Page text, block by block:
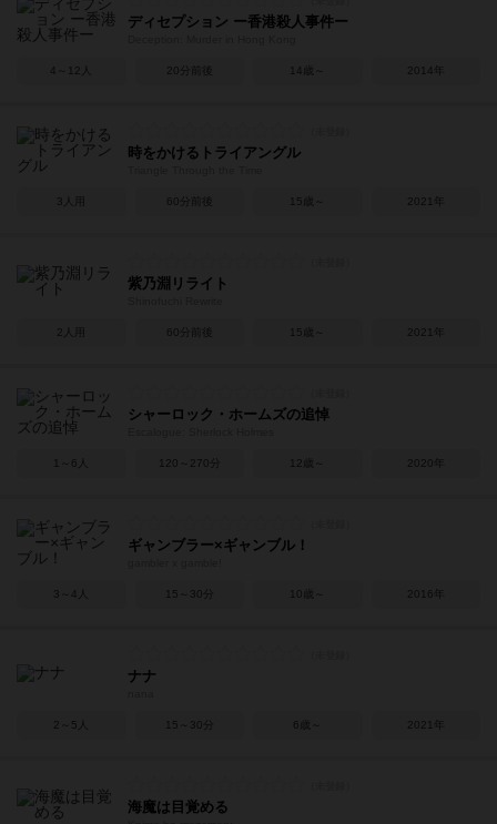
ディセプション ー香港殺人事件ー
4～12人 20分前後 14歳～ 2014年
時をかけるトライアングル
3人用 60分前後 15歳～ 2021年
紫乃淵リライト
2人用 60分前後 15歳～ 2021年
シャーロック・ホームズの追悼
1～6人 120～270分 12歳～ 2020年
ギャンブラー×ギャンブル！
3～4人 15～30分 10歳～ 2016年
ナナ
2～5人 15～30分 6歳～ 2021年
海魔は目覚める